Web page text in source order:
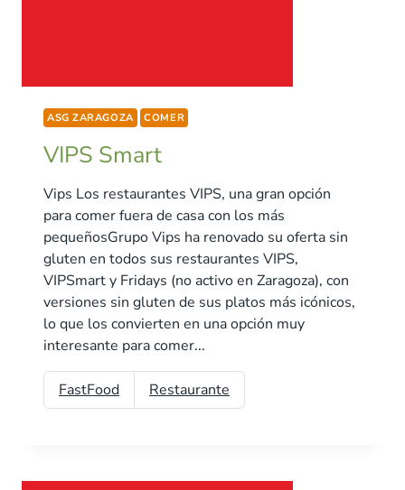
ASG ZARAGOZA COMER
VIPS Smart
Vips Los restaurantes VIPS, una gran opción
para comer fuera de casa con los más
pequeñosGrupo Vips ha renovado su oferta sin
gluten en todos sus restaurantes VIPS,
VIPSmart y Fridays (no activo en Zaragoza), con
versiones sin gluten de sus platos más icónicos,
lo que los convierten en una opción muy
interesante para comer...
FastFood Restaurante